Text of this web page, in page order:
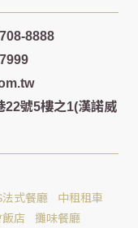
8888
22號5樓之1(漢諾威
法式餐廳
中租租車
飯店 攤味餐廳